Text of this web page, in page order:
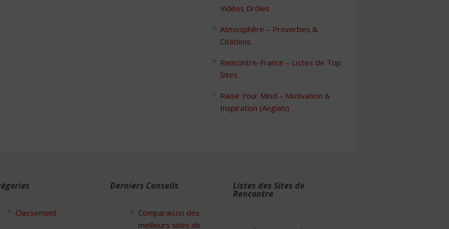
Vidéos Drôles
Atmosphère – Proverbes &
Citations
Rencontre-France – Listes de Top
Sites
Raise Your Mind – Motivation &
Inspiration (Anglais)
Classement
Derniers Conseils
Comparaison des
meilleurs sites de
Listes des Sites de
Rencontre